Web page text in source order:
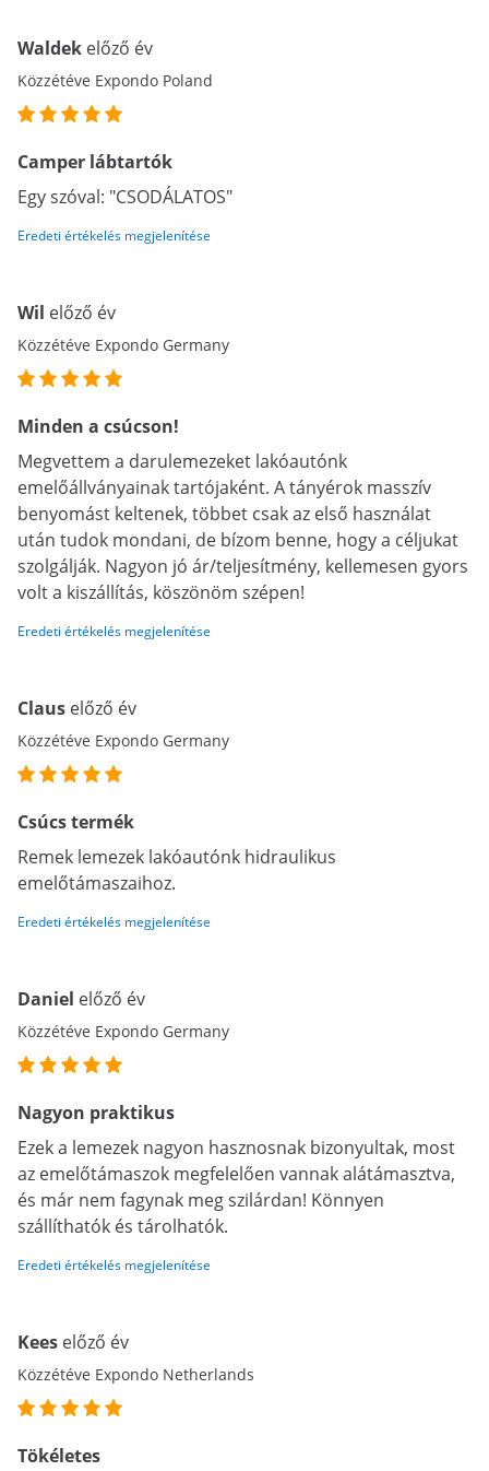
Waldek előző év
Közzétéve Expondo Poland
Camper lábtartók
Egy szóval: "CSODÁLATOS"
Eredeti értékelés megjelenítése
Wil előző év
Közzétéve Expondo Germany
Minden a csúcson!
Megvettem a darulemezeket lakóautónk
emelőállványainak tartójaként. A tányérok masszív
benyomást keltenek, többet csak az első használat
után tudok mondani, de bízom benne, hogy a céljukat
szolgálják. Nagyon jó ár/teljesítmény, kellemesen gyors
volt a kiszállítás, köszönöm szépen!
Eredeti értékelés megjelenítése
Claus előző év
Közzétéve Expondo Germany
Csúcs termék
Remek lemezek lakóautónk hidraulikus
emelőtámaszaihoz.
Eredeti értékelés megjelenítése
Daniel előző év
Közzétéve Expondo Germany
Nagyon praktikus
Ezek a lemezek nagyon hasznosnak bizonyultak, most
az emelőtámaszok megfelelően vannak alátámasztva,
és már nem fagynak meg szilárdan! Könnyen
szállíthatók és tárolhatók.
Eredeti értékelés megjelenítése
Kees előző év
Közzétéve Expondo Netherlands
Tökéletes